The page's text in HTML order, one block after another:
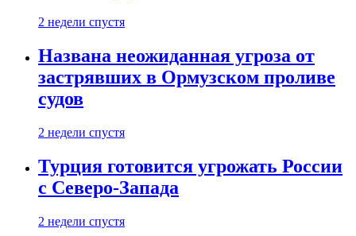
2 недели спустя
Названа неожиданная угроза от
застрявших в Ормузском проливе
судов
2 недели спустя
Турция готовится угрожать России
с Северо-Запада
2 недели спустя